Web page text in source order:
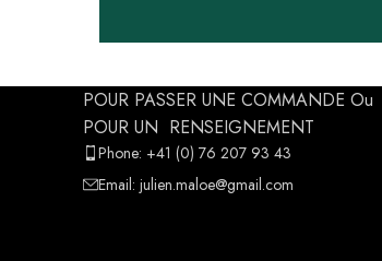
POUR PASSER UNE COMMANDE Ou
POUR UN RENSEIGNEMENT
Phone: +41 (0) 76 207 93 43
Email: julien.maloe@gmail.com